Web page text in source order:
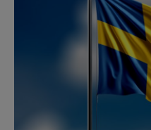
PODCAST
ASCULTĂ